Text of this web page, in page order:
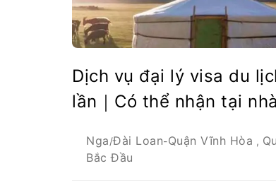
Dịch vụ đại lý visa du
lần｜Có thể nhận tại nhà
Nga/Đài Loan-Quận Vĩnh Hòa ,
Bắc Đầu